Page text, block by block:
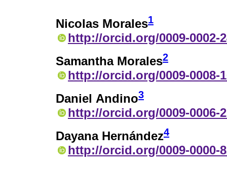
Nicolas Morales1
http://orcid.org/0009-0002-
Samantha Morales2
http://orcid.org/0009-0008-
Daniel Andino3
http://orcid.org/0009-0006-
Dayana Hernández4
http://orcid.org/0009-0000-